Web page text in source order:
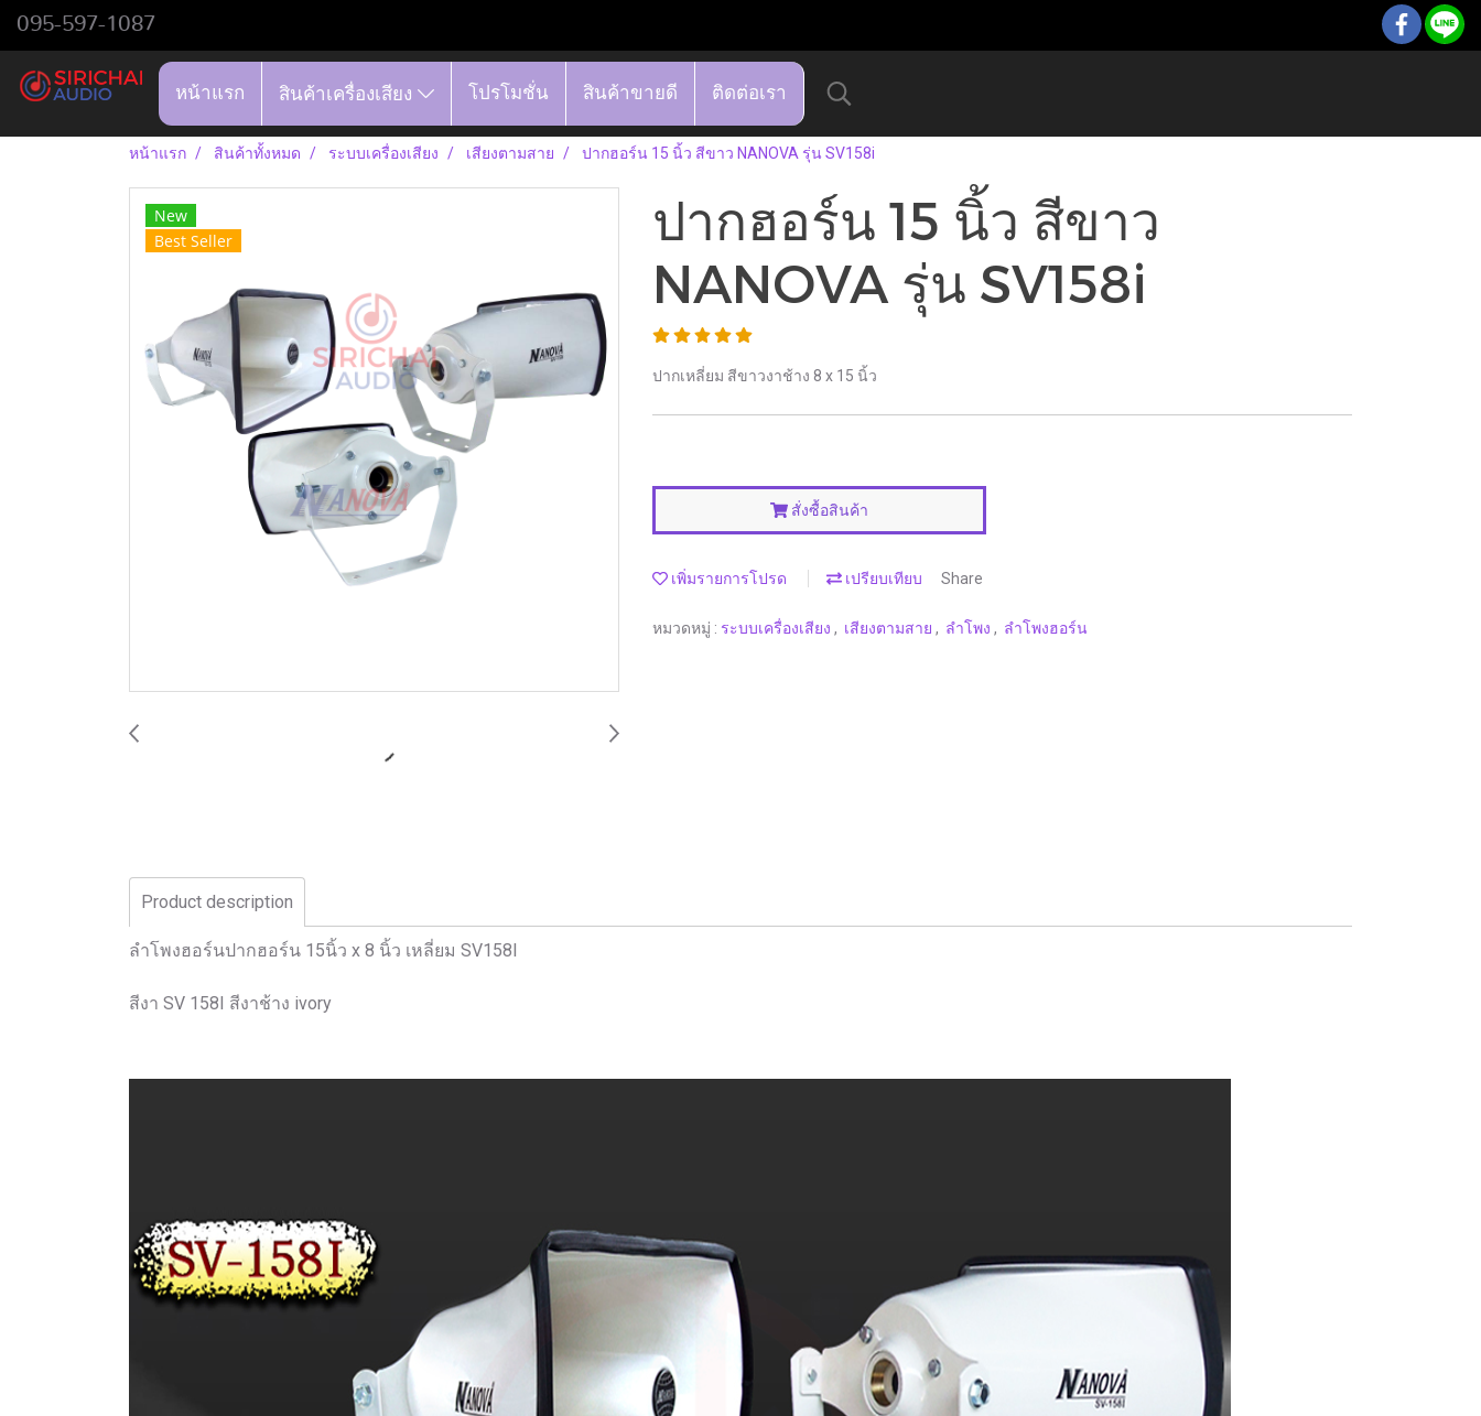
095-597-1087
หน้าแรก สินค้าเครื่องเสียง โปรโมชั่น สินค้าขายดี ติดต่อเรา
หน้าแรก สินค้าทั้งหมด ระบบเครื่องเสียง เสียงตามสาย ปากฮอร์น 15 นิ้ว สีขาว NANOVA รุ่น SV158i
New
Best Seller
ปากฮอร์น 15 นิ้ว สีขาว
NANOVA รุ่น SV158i
ปากเหลี่ยม สีขาวงาช้าง 8 x 15 นิ้ว
สั่งซื้อสินค้า
เพิ่มรายการโปรด เปรียบเทียบ Share
หมวดหมู่ : ระบบเครื่องเสียง , เสียงตามสาย , ลำโพง , ลำโพงฮอร์น
Product description
ลำโพงฮอร์นปากฮอร์น 15นิ้ว x 8 นิ้ว เหลี่ยม SV158I
สีงา SV 158I สีงาช้าง ivory